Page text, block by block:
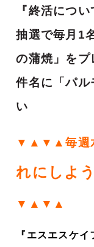
『終活につ
抽選で毎月1
の蒲焼」をプ
件名に「パル
い
▼▲▼▲毎週
れにしよ
▼▲▼▲
『エスエスケ